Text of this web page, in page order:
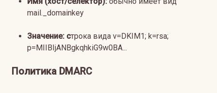
mail._domainkey
Значение: строка вида v=DKIM1; k=rsa;
p=MIIBIjANBgkqhkiG9w0BA...
Политика DMARC